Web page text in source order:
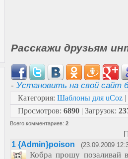
Расскажи друзьям
- Установить на свой сайт
Категория: Шаблоны для uCoz |
Просмотров: 6890 | Загрузок:
Всего комментариев: 2
1 {Admin}poison (23.09.2009
Кобра прошу позаливай